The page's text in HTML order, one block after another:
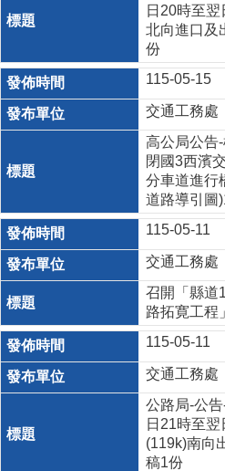
日20時至
北向進口及
份
115-05-15
交通工務處
高公局公告
閉國3西濱
分車道進行
道路導引圖
115-05-11
交通工務處
召開「縣道
路拓寛工程
115-05-11
交通工務處
公路局-公
日21時至
(119k)南向
稿1份